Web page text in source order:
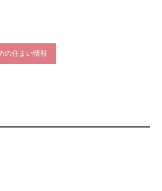
の住まい情報